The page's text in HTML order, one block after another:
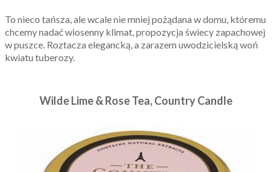
To nieco tańsza, ale wcale nie mniej pożądana w domu, któremu
chcemy nadać wiosenny klimat, propozycja świecy zapachowej
w puszce. Roztacza elegancką, a zarazem uwodzicielską woń
kwiatu tuberozy.
Wilde Lime & Rose Tea, Country Candle